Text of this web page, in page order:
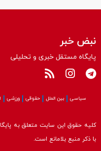
نبض خبر
پایگاه مستقل خبری و تحلیلی
سیاسی بین الملل حقوقی ورزشی
کلیه حقوق این سایت متعلق به
با ذکر منبع بلامانع است.